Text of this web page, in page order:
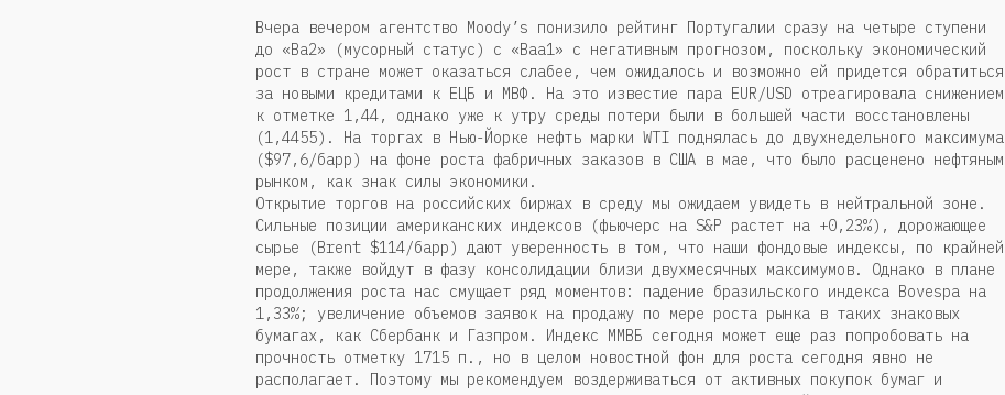
Вчера вечером агентство Moody’s понизило рейтинг Португалии сразу на четыре ступени
до «Ba2» (мусорный статус) с «Baa1» c негативным прогнозом, поскольку экономический
рост в стране может оказаться слабее, чем ожидалось и возможно ей придется обратиться
за новыми кредитами к ЕЦБ и МВФ. На это известие пара EUR/USD отреагировала снижением
к отметке 1,44, однако уже к утру среды потери были в большей части восстановлены
(1,4455). На торгах в Нью-Йорке нефть марки WTI поднялась до двухнедельного максимума
($97,6/барр) на фоне роста фабричных заказов в США в мае, что было расценено нефтяным
рынком, как знак силы экономики.
Открытие торгов на российских биржах в среду мы ожидаем увидеть в нейтральной зоне.
Сильные позиции американских индексов (фьючерс на S&P растет на +0,23%), дорожающее
сырье (Brent $114/барр) дают уверенность в том, что наши фондовые индексы, по крайней
мере, также войдут в фазу консолидации близи двухмесячных максимумов. Однако в плане
продолжения роста нас смущает ряд моментов: падение бразильского индекса Bovespa на
1,33%; увеличение объемов заявок на продажу по мере роста рынка в таких знаковых
бумагах, как Сбербанк и Газпром. Индекс ММВБ сегодня может еще раз попробовать на
прочность отметку 1715 п., но в целом новостной фон для роста сегодня явно не
располагает. Поэтому мы рекомендуем воздерживаться от активных покупок бумаг и